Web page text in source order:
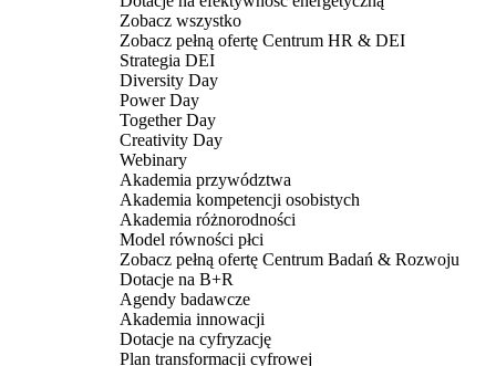
Zobacz wszystko
Zobacz pełną ofertę Centrum HR & DEI
Strategia DEI
Diversity Day
Power Day
Together Day
Creativity Day
Webinary
Akademia przywództwa
Akademia kompetencji osobistych
Akademia różnorodności
Model równości płci
Zobacz pełną ofertę Centrum Badań & Rozwoju
Dotacje na B+R
Agendy badawcze
Akademia innowacji
Dotacje na cyfryzację
Plan transformacji cyfrowej